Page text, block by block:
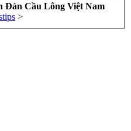
Đàn Cầu Lông Việt Nam
>